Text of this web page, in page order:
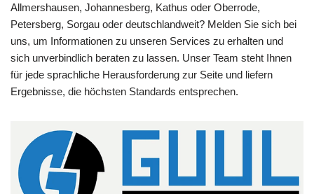
Allmershausen, Johannesberg, Kathus oder Oberrode,
Petersberg, Sorgau oder deutschlandweit? Melden Sie sich bei
uns, um Informationen zu unseren Services zu erhalten und
sich unverbindlich beraten zu lassen. Unser Team steht Ihnen
für jede sprachliche Herausforderung zur Seite und liefern
Ergebnisse, die höchsten Standards entsprechen.